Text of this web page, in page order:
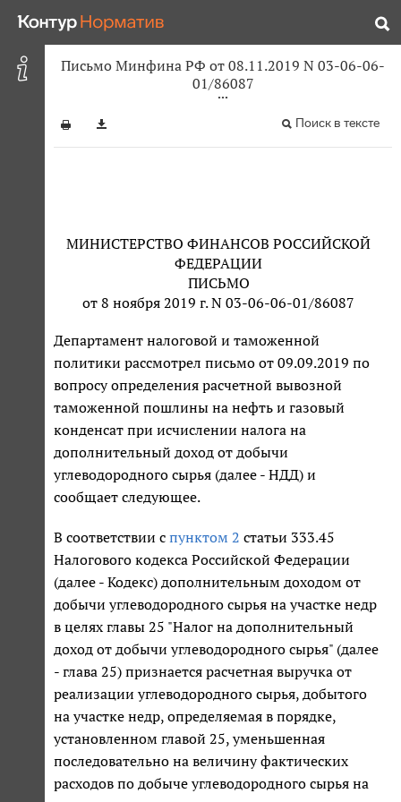
Письмо Минфина РФ от 08.11.2019 N 03-06-06-
01/86087
Поиск в тексте
МИНИСТЕРСТВО ФИНАНСОВ РОССИЙСКОЙ
ФЕДЕРАЦИИ
ПИСЬМО
от 8 ноября 2019 г. N 03-06-06-01/86087
Департамент налоговой и таможенной
политики рассмотрел письмо от 09.09.2019 по
вопросу определения расчетной вывозной
таможенной пошлины на нефть и газовый
конденсат при исчислении налога на
дополнительный доход от добычи
углеводородного сырья (далее - НДД) и
сообщает следующее.
В соответствии с пунктом 2 статьи 333.45
Налогового кодекса Российской Федерации
(далее - Кодекс) дополнительным доходом от
добычи углеводородного сырья на участке недр
в целях главы 25 "Налог на дополнительный
доход от добычи углеводородного сырья" (далее
- глава 25) признается расчетная выручка от
реализации углеводородного сырья, добытого
на участке недр, определяемая в порядке,
установленном главой 25, уменьшенная
последовательно на величину фактических
расходов по добыче углеводородного сырья на